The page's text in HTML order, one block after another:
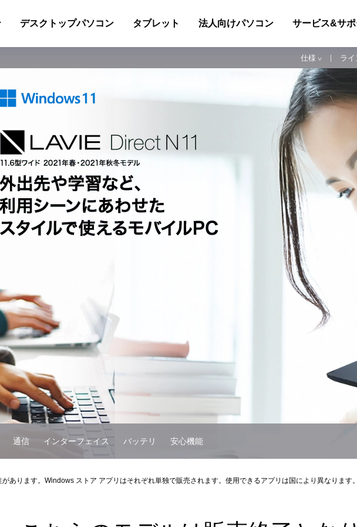
デスクトップパソコン タブレット 法人向けパソコン サービス&サ
仕様 ∨ ラ
通信 インターフェイス バッテリ 安心機能
あります。Windows ストア アプリはそれぞれ単独で販売されます。使用できるアプリは国により異なります